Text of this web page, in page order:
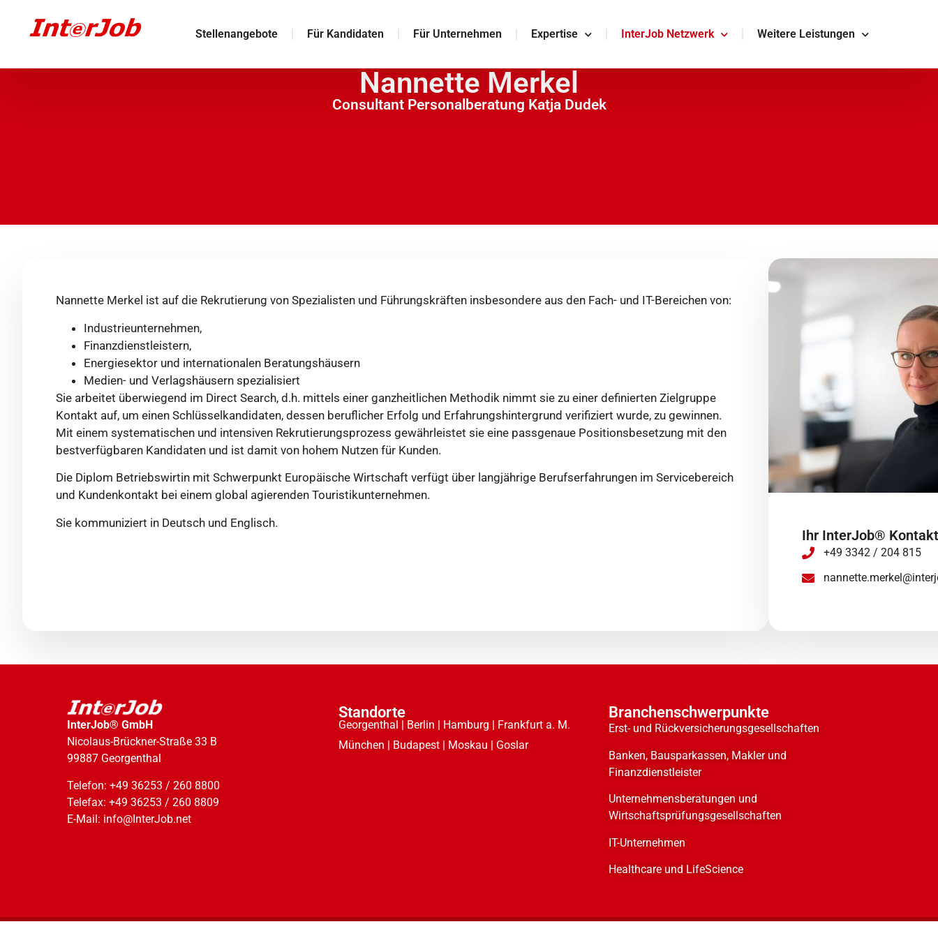
Stellenangebote Für Kandidaten Für Unternehmen Expertise InterJob Netzwerk Weitere Leistungen
Nannette Merkel
Consultant Personalberatung Katja Dudek
Nannette Merkel ist auf die Rekrutierung von Spezialisten und Führungskräften insbesondere aus den Fach- und IT-Bereichen von:
Industrieunternehmen,
Finanzdienstleistern,
Energiesektor und internationalen Beratungshäusern
Medien- und Verlagshäusern spezialisiert
Sie arbeitet überwiegend im Direct Search, d.h. mittels einer ganzheitlichen Methodik nimmt sie zu einer definierten Zielgruppe
Kontakt auf, um einen Schlüsselkandidaten, dessen beruflicher Erfolg und Erfahrungshintergrund verifiziert wurde, zu gewinnen.
Mit einem systematischen und intensiven Rekrutierungsprozess gewährleistet sie eine passgenaue Positionsbesetzung mit den
bestverfügbaren Kandidaten und ist damit von hohem Nutzen für Kunden.
Die Diplom Betriebswirtin mit Schwerpunkt Europäische Wirtschaft verfügt über langjährige Berufserfahrungen im Servicebereich
und Kundenkontakt bei einem global agierenden Touristikunternehmen.
Sie kommuniziert in Deutsch und Englisch.
Ihr InterJob® Kontakt
+49 3342 / 204 815
InterJob® GmbH
Nicolaus-Brückner-Straße 33 B
99887 Georgenthal
Telefon: +49 36253 / 260 8800
Telefax: +49 36253 / 260 8809
E-Mail: info@InterJob.net
Standorte
Georgenthal | Berlin | Hamburg | Frankfurt a. M.
München | Budapest | Moskau | Goslar
Branchenschwerpunkte
Erst- und Rückversicherungsgesellschaften
Banken, Bausparkassen, Makler und
Finanzdienstleister
Unternehmensberatungen und
Wirtschaftsprüfungsgesellschaften
IT-Unternehmen
Healthcare und LifeScience